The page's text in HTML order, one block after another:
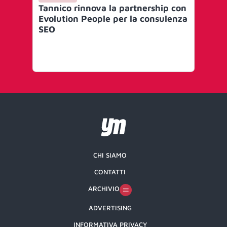
Tannico rinnova la partnership con
Evolution People per la consulenza
SEO
CHI SIAMO
CONTATTI
ARCHIVIO
ADVERTISING
INFORMATIVA PRIVACY